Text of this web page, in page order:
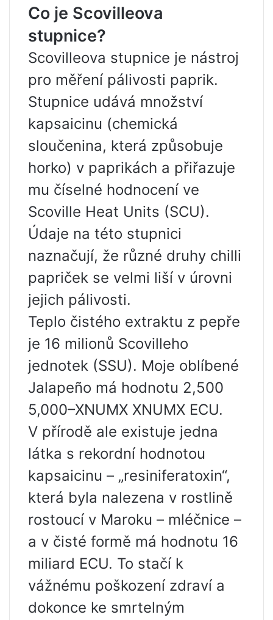
Co je Scovilleova
stupnice?
Scovilleova stupnice je nástroj
pro měření pálivosti paprik.
Stupnice udává množství
kapsaicinu (chemická
sloučenina, která způsobuje
horko) v paprikách a přiřazuje
mu číselné hodnocení ve
Scoville Heat Units (SCU).
Údaje na této stupnici
naznačují, že různé druhy chilli
papriček se velmi liší v úrovni
jejich pálivosti.
Teplo čistého extraktu z pepře
je 16 milionů Scovilleho
jednotek (SSU). Moje oblíbené
Jalapeño má hodnotu 2,500
5,000–XNUMX XNUMX ECU.
V přírodě ale existuje jedna
látka s rekordní hodnotou
kapsaicinu – „resiniferatoxin“,
která byla nalezena v rostlině
rostoucí v Maroku – mléčnice –
a v čisté formě má hodnotu 16
miliard ECU. To stačí k
vážnému poškození zdraví a
dokonce ke smrtelným